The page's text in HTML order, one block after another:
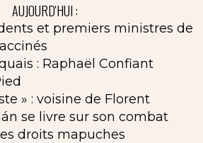
AUJOURD'HUI :
et premiers ministres de
: Raphaël Confiant
» : voisine de Florent
se livre sur son combat
droits mapuches